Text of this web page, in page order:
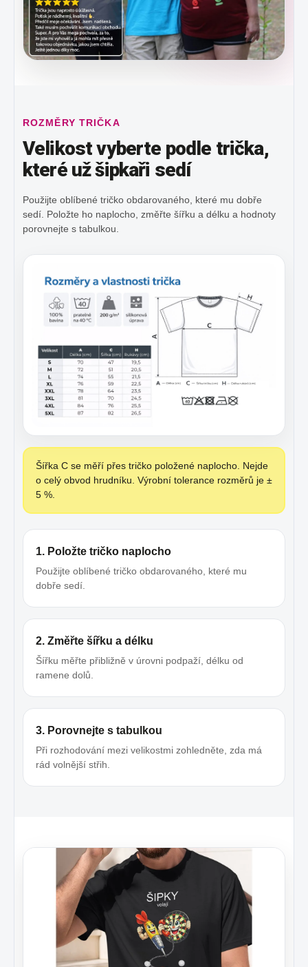
ROZMĚRY TRIČKA
Velikost vyberte podle trička,
které už šipkaři sedí
Použijte oblíbené tričko obdarovaného, které mu dobře
sedí. Položte ho naplocho, změřte šířku a délku a hodnoty
porovnejte s tabulkou.
Šířka C se měří přes tričko položené naplocho. Nejde
o celý obvod hrudníku. Výrobní tolerance rozměrů je ±
5 %.
1. Položte tričko naplocho
Použijte oblíbené tričko obdarovaného, které mu
dobře sedí.
2. Změřte šířku a délku
Šířku měřte přibližně v úrovni podpaží, délku od
ramene dolů.
3. Porovnejte s tabulkou
Při rozhodování mezi velikostmi zohledněte, zda má
rád volnější střih.